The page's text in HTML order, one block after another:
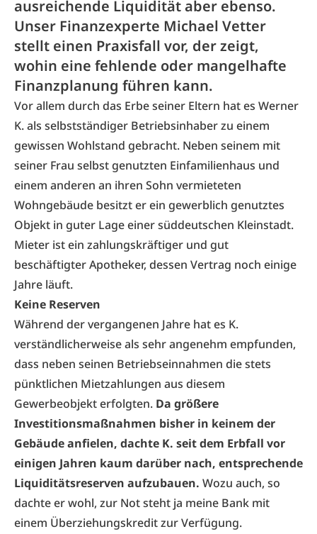
ausreichende Liquidität aber ebenso.
Unser Finanzexperte Michael Vetter
stellt einen Praxisfall vor, der zeigt,
wohin eine fehlende oder mangelhafte
Finanzplanung führen kann.
Vor allem durch das Erbe seiner Eltern hat es Werner
K. als selbstständiger Betriebsinhaber zu einem
gewissen Wohlstand gebracht. Neben seinem mit
seiner Frau selbst genutzten Einfamilienhaus und
einem anderen an ihren Sohn vermieteten
Wohngebäude besitzt er ein gewerblich genutztes
Objekt in guter Lage einer süddeutschen Kleinstadt.
Mieter ist ein zahlungskräftiger und gut
beschäftigter Apotheker, dessen Vertrag noch einige
Jahre läuft.
Keine Reserven
Während der vergangenen Jahre hat es K.
verständlicherweise als sehr angenehm empfunden,
dass neben seinen Betriebseinnahmen die stets
pünktlichen Mietzahlungen aus diesem
Gewerbeobjekt erfolgten. Da größere
Investitionsmaßnahmen bisher in keinem der
Gebäude anfielen, dachte K. seit dem Erbfall vor
einigen Jahren kaum darüber nach, entsprechende
Liquiditätsreserven aufzubauen. Wozu auch, so
dachte er wohl, zur Not steht ja meine Bank mit
einem Überziehungskredit zur Verfügung.